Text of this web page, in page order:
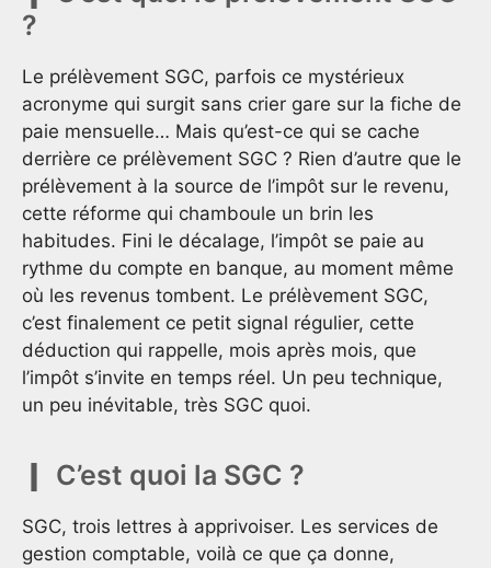
?
Le prélèvement SGC, parfois ce mystérieux
acronyme qui surgit sans crier gare sur la fiche de
paie mensuelle… Mais qu’est-ce qui se cache
derrière ce prélèvement SGC ? Rien d’autre que le
prélèvement à la source de l’impôt sur le revenu,
cette réforme qui chamboule un brin les
habitudes. Fini le décalage, l’impôt se paie au
rythme du compte en banque, au moment même
où les revenus tombent. Le prélèvement SGC,
c’est finalement ce petit signal régulier, cette
déduction qui rappelle, mois après mois, que
l’impôt s’invite en temps réel. Un peu technique,
un peu inévitable, très SGC quoi.
C’est quoi la SGC ?
SGC, trois lettres à apprivoiser. Les services de
gestion comptable, voilà ce que ça donne,